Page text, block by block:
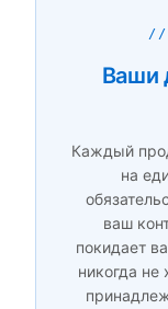
//
Ваши
Каждый
на
ваш
покидает
никогда